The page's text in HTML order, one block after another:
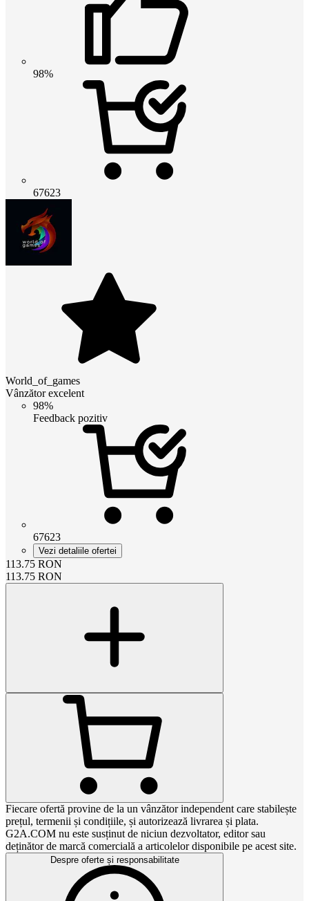
98%
67623
World_of_games
Vânzător excelent
98%
Feedback pozitiv
67623
Vezi detaliile ofertei
113.75 RON
113.75 RON
Fiecare ofertă provine de la un vânzător independent care stabilește
prețul, termenii și condițiile, și autorizează livrarea și plata.
G2A.COM nu este susținut de niciun dezvoltator, editor sau
deținător de marcă comercială a articolelor disponibile pe acest site.
Despre oferte și responsabilitate